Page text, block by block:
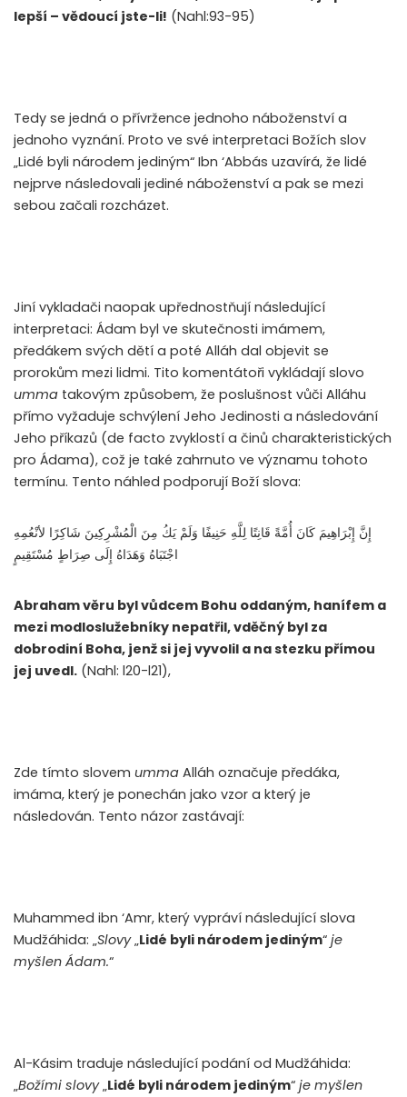
lepší – vědoucí jste-li! (Nahl:93-95)
Tedy se jedná o přívržence jednoho náboženství a
jednoho vyznání. Proto ve své interpretaci Božích slov
„Lidé byli národem jediným“ Ibn ‘Abbás uzavírá, že lidé
nejprve následovali jediné náboženství a pak se mezi
sebou začali rozcházet.
Jiní vykladači naopak upřednostňují následující
interpretaci: Ádam byl ve skutečnosti imámem,
předákem svých dětí a poté Alláh dal objevit se
prorokům mezi lidmi. Tito komentátoři vykládají slovo
umma takovým způsobem, že poslušnost vůči Alláhu
přímo vyžaduje schvýlení Jeho Jedinosti a následování
Jeho příkazů (de facto zvyklostí a činů charakteristických
pro Ádama), což je také zahrnuto ve významu tohoto
termínu. Tento náhled podporují Boží slova:
إِنَّ إِبْرَاهِيمَ كَانَ أُمَّةً قَانِتًا لِلَّهِ حَنِيفًا وَلَمْ يَكُ مِنَ الْمُشْرِكِينَ شَاكِرًا لأنْعُمِهِ
اجْتَبَاهُ وَهَدَاهُ إِلَى صِرَاطٍ مُسْتَقِيمٍ
Abraham věru byl vůdcem Bohu oddaným, hanífem a
mezi modloslužebníky nepatřil, vděčný byl za
dobrodiní Boha, jenž si jej vyvolil a na stezku přímou
jej uvedl. (Nahl: l20-l21),
Zde tímto slovem umma Alláh označuje předáka,
imáma, který je ponechán jako vzor a který je
následován. Tento názor zastávají:
Muhammed ibn ‘Amr, který vypráví následující slova
Mudžáhida: „Slovy„Lidé byli národem jediným“ je
myšlen Ádam.“
Al-Kásim traduje následující podání od Mudžáhida:
„Božími slovy„Lidé byli národem jediným“ je myšlen